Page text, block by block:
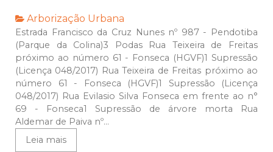
Arborização Urbana
Estrada Francisco da Cruz Nunes nº 987 - Pendotiba
(Parque da Colina)3 Podas Rua Teixeira de Freitas
próximo ao número 61 - Fonseca (HGVF)1 Supressão
(Licença 048/2017) Rua Teixeira de Freitas próximo ao
número 61 - Fonseca (HGVF)1 Supressão (Licença
048/2017) Rua Evilasio Silva Fonseca em frente ao n°
69 - Fonseca1 Supressão de árvore morta Rua
Aldemar de Paiva nº...
Leia mais